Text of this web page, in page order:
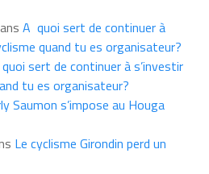
A quoi sert de continuer à
quand tu es organisateur?
sert de continuer à s’investir
tu es organisateur?
Saumon s’impose au Houga
Le cyclisme Girondin perd un